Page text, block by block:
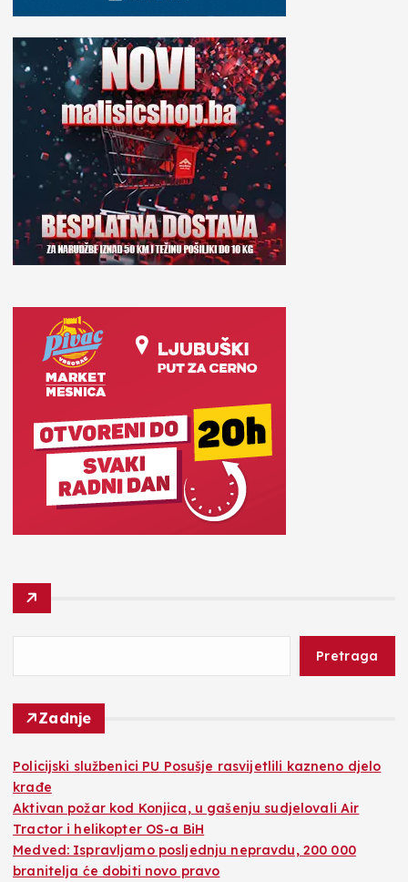
Pretraga
Zadnje
Policijski službenici PU Posušje rasvijetlili kazneno djelo
krađe
Aktivan požar kod Konjica, u gašenju sudjelovali Air
Tractor i helikopter OS-a BiH
Medved: Ispravljamo posljednju nepravdu, 200 000
branitelja će dobiti novo pravo